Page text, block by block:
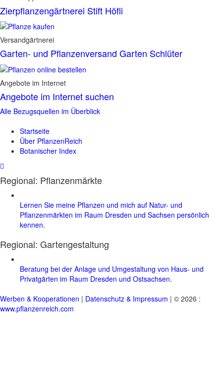
Zierpflanzengärtnerei Stift Höfli
Versandgärtnerei
Garten- und Pflanzenversand Garten Schlüter
Angebote im Internet
Angebote im Internet suchen
Alle Bezugsquellen im Überblick
Startseite
Über PflanzenReich
Botanischer Index
Regional: Pflanzenmärkte
Lernen Sie meine Pflanzen und mich auf Natur- und
Pflanzenmärkten im Raum Dresden und Sachsen persönlich
kennen.
Regional: Gartengestaltung
Beratung bei der Anlage und Umgestaltung von Haus- und
Privatgärten im Raum Dresden und Ostsachsen.
Werben & Kooperationen | Datenschutz & Impressum | © 2026 :
www.pflanzenreich.com